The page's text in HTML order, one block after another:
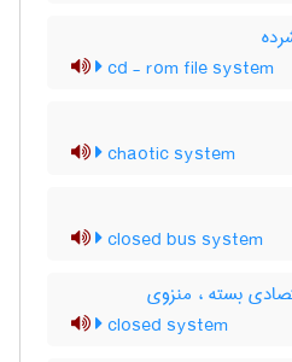
cd - rom file system
chaotic system
closed bus system
بسته ، منزوی
closed system